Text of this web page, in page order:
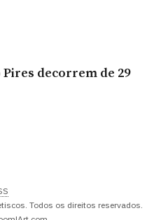
decorrem de 29
Todos os direitos reservados.